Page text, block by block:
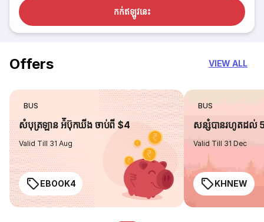
កក់​ឥឡូវនេះ
Offers VIEW ALL
BUS
សំបុត្រឡាន អ៉ីប៊ុកឃីង ចាប់ពី $4
Valid Till 31 Aug
EBOOK4
BUS
សន្សំបានរហូតដល់
Valid Till 31 Dec
KHNEW